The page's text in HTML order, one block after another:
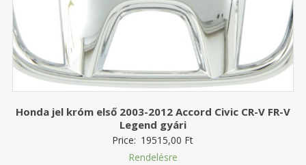
Honda jel króm első 2003-2012 Accord Civic CR-V FR-V
Legend gyári
Price: 19515,00 Ft
Rendelésre